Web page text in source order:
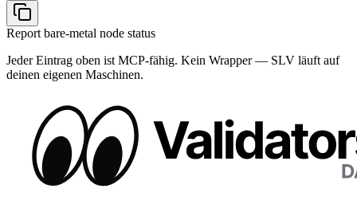
Report bare-metal node status
Jeder Eintrag oben ist MCP-fähig. Kein Wrapper — SLV läuft auf
deinen eigenen Maschinen.